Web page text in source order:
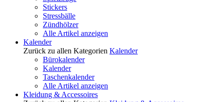
Stickers
Stressbälle
Zündhölzer
Alle Artikel anzeigen
Kalender
Zurück zu allen Kategorien Kalender
Bürokalender
Kalender
Taschenkalender
Alle Artikel anzeigen
Kleidung & Accessoires